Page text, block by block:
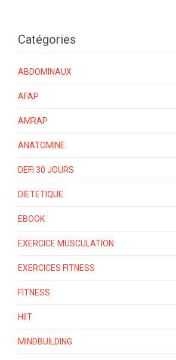
Catégories
ABDOMINAUX
AFAP
AMRAP
ANATOMINE
DEFI 30 JOURS
DIETETIQUE
EBOOK
EXERCICE MUSCULATION
EXERCICES FITNESS
FITNESS
HIIT
MINDBUILDING